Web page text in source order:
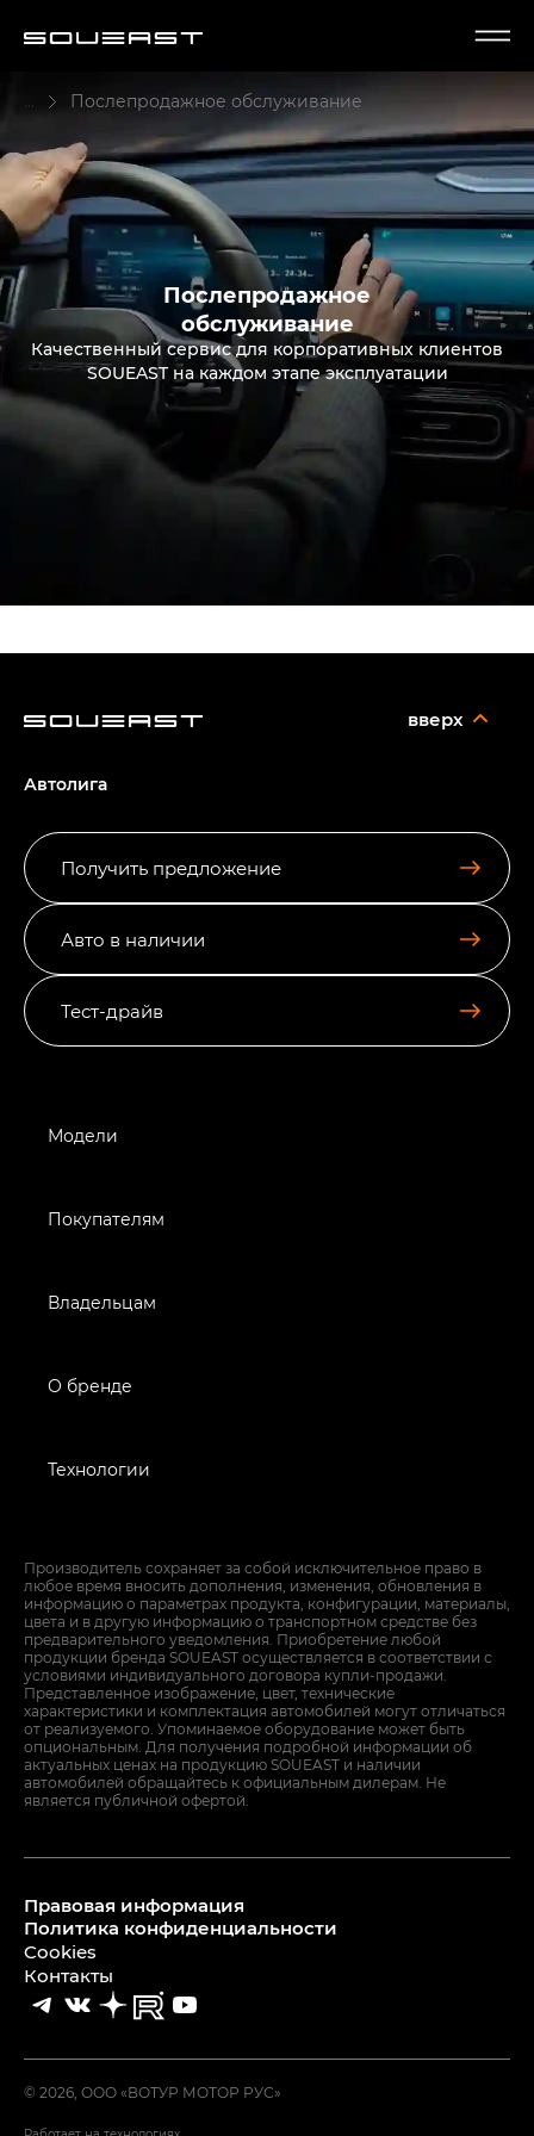
... Послепродажное обслуживание
Послепродажное
обслуживание
Качественный сервис для корпоративных клиентов
SOUEAST на каждом этапе эксплуатации
Получить предложение
Авто в наличии
Тест-драйв
вверх
Автолига
Модели
Покупателям
Владельцам
О бренде
Технологии
Производитель сохраняет за собой исключительное право в
любое время вносить дополнения, изменения, обновления в
информацию о параметрах продукта, конфигурации, материалы,
цвета и в другую информацию о транспортном средстве без
предварительного уведомления. Приобретение любой
продукции бренда SOUEAST осуществляется в соответствии с
условиями индивидуального договора купли-продажи.
Представленное изображение, цвет, технические
характеристики и комплектация автомобилей могут отличаться
от реализуемого. Упоминаемое оборудование может быть
опциональным. Для получения подробной информации об
актуальных ценах на продукцию SOUEAST и наличии
автомобилей обращайтесь к официальным дилерам. Не
является публичной офертой.
© 2026, ООО «ВОТУР МОТОР РУС»
Правовая информация
Политика конфиденциальности
Cookies
Контакты